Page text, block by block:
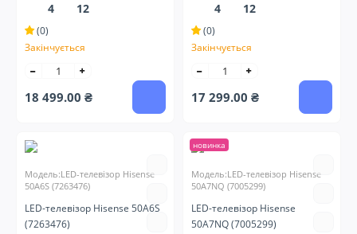
4 12
(0)
Закінчується
18 499.00 ₴
4 12
(0)
Закінчується
17 299.00 ₴
Модель:LED-телевізор Hisense
50A6S (7263476)
LED-телевізор Hisense 50A6S
(7263476)
новинка
Модель:LED-телевізор Hisense
50A7NQ (7005299)
LED-телевізор Hisense
50A7NQ (7005299)